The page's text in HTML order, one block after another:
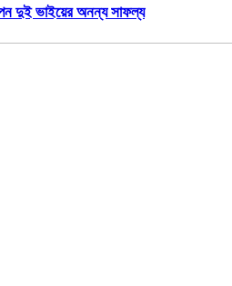
দুই ভাইয়ের অনন্য সাফল্য